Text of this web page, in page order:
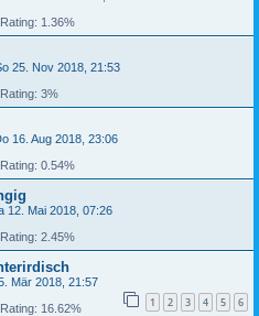
Rating: 1.36%
25. Nov 2018, 21:53
Rating: 3%
16. Aug 2018, 23:06
Rating: 0.54%
12. Mai 2018, 07:26
Rating: 2.45%
Mär 2018, 21:57
1 2 3 4 5 6
Rating: 16.62%